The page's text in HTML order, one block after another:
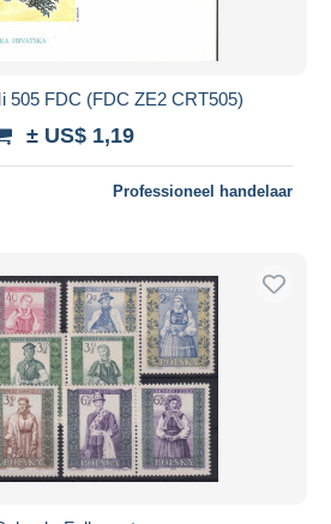
505 FDC (FDC ZE2 CRT505)
± US$ 1,19
Professioneel handelaar